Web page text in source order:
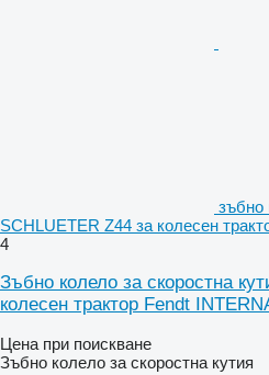
зъбно
SCHLUETER Z44 за колесен
4
Зъбно колело за скоростна
колесен трактор Fendt
Цена при поискване
Зъбно колело за скоростна кутия